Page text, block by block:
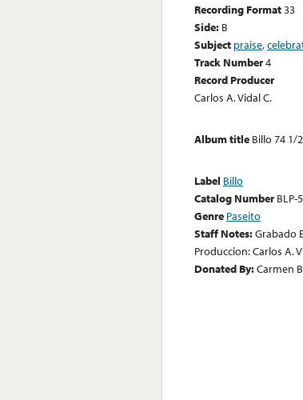
Recording Format33
Side: B
Subject praise,
Track Number4
Record Producer
Carlos A. Vidal C.
Album title Billo 74 1/2
Label Billo
Catalog Number BLP-
Genre Paseito
Staff Notes:Grabado
Produccion: Carlos A.
Donated By:Carmen